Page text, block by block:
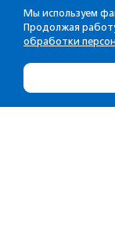
Мы используем
Продолжая
обработки